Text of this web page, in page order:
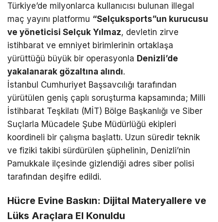
Türkiye’de milyonlarca kullanıcısı bulunan illegal
maç yayını platformu “Selçuksports”un kurucusu
ve yöneticisi Selçuk Yılmaz, devletin zirve
istihbarat ve emniyet birimlerinin ortaklaşa
yürüttüğü büyük bir operasyonla Denizli’de
yakalanarak gözaltına alındı.
İstanbul Cumhuriyet Başsavcılığı tarafından
yürütülen geniş çaplı soruşturma kapsamında; Milli
İstihbarat Teşkilatı (MİT) Bölge Başkanlığı ve Siber
Suçlarla Mücadele Şube Müdürlüğü ekipleri
koordineli bir çalışma başlattı. Uzun süredir teknik
ve fiziki takibi sürdürülen şüphelinin, Denizli’nin
Pamukkale ilçesinde gizlendiği adres siber polisi
tarafından deşifre edildi.
Hücre Evine Baskın: Dijital Materyallere ve
Lüks Araçlara El Konuldu